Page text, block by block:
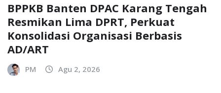
BPPKB Banten DPAC Karang Tengah
Resmikan Lima DPRT, Perkuat
Konsolidasi Organisasi Berbasis
AD/ART
PM Agu 2, 2026